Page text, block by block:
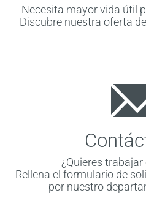
Necesita mayor vida útil
Discubre nuestra oferta
¿Quieres
Rellena el formulario de
por nuestro